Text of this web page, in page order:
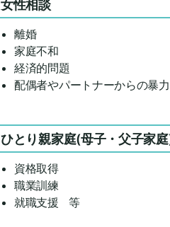
女性相談
離婚
家庭不和
経済的問題
配偶者やパートナーからの暴
ひとり親家庭(母子・父子家
資格取得
職業訓練
就職支援 等